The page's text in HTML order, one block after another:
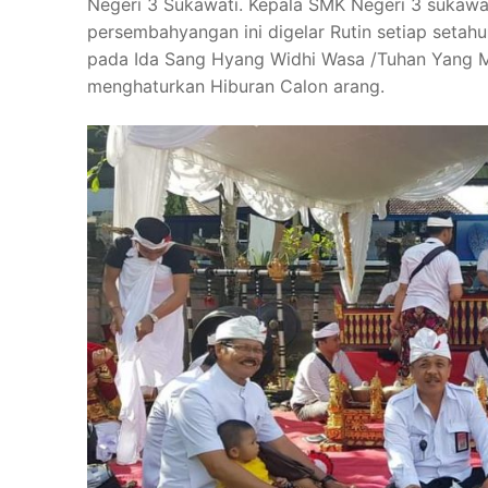
SENI TARI
SENI
SENI
SENI MUSIK
KECANTIKAN
TATA BOGA
AKOMODASI
PROFIL SEKOLAH
SEJARAH
VISI & MISI
STRUKTUR
FASILITAS
BERITA
GALERI
REVITALISASI
Negeri 3 Sukawati. Kepala SMK Negeri 3
persembahyangan ini digelar Rutin setiap
pada Ida Sang Hyang Widhi Wasa /Tuhan
menghaturkan Hiburan Calon arang.